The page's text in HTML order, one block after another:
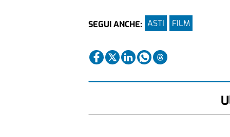
SEGUI ANCHE: ASTI FILM